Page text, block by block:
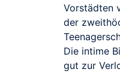
Vorstädten
der
Die intime
gut zur